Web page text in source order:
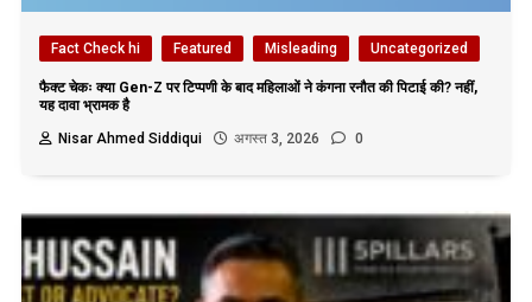
Fact Check hi Featured Misleading Uncategorized
फैक्ट चेकः क्या Gen-Z पर टिप्पणी के बाद महिलाओं ने कंगना रनौत की पिटाई की? नहीं,
यह दावा भ्रामक है
Nisar Ahmed Siddiqui
अगस्त 3, 2026 0